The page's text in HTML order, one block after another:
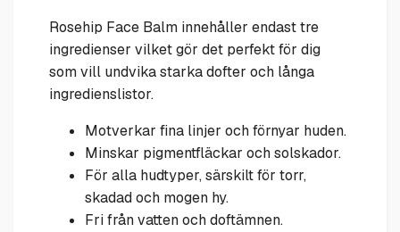
Rosehip Face Balm innehåller endast tre
ingredienser vilket gör det perfekt för dig
som vill undvika starka dofter och långa
ingredienslistor.
Motverkar fina linjer och förnyar huden.
Minskar pigmentfläckar och solskador.
För alla hudtyper, särskilt för torr,
skadad och mogen hy.
Fri från vatten och doftämnen.